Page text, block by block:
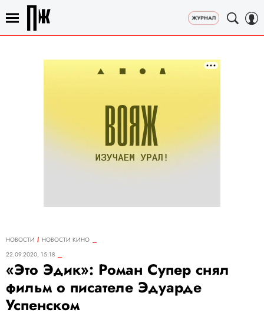
НОВОСТИ
НОВОСТИ КИНО
22.09.2020, 15:18
«Это Эдик»: Роман Супер снял
фильм о писателе Эдуарде
Успенском